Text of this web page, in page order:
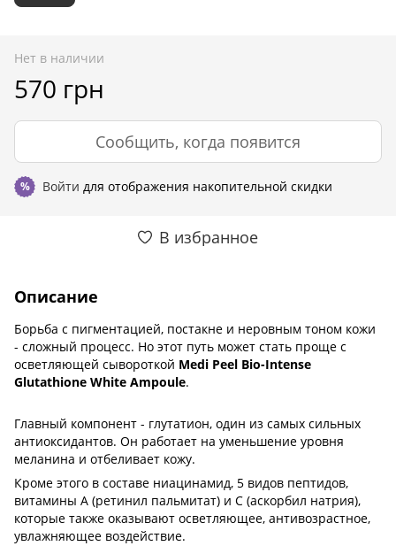
Нет в наличии
570 грн
Сообщить, когда появится
% Войти для отображения накопительной скидки
В избранное
Описание
Борьба с пигментацией, постакне и неровным тоном кожи
- сложный процесс. Но этот путь может стать проще с
осветляющей сывороткой Medi Peel Bio-Intense
Glutathione White Ampoule.
Главный компонент - глутатион, один из самых сильных
антиоксидантов. Он работает на уменьшение уровня
меланина и отбеливает кожу.
Кроме этого в составе ниацинамид, 5 видов пептидов,
витамины А (ретинил пальмитат) и С (аскорбил натрия),
которые также оказывают осветляющее, антивозрастное,
увлажняющее воздействие.